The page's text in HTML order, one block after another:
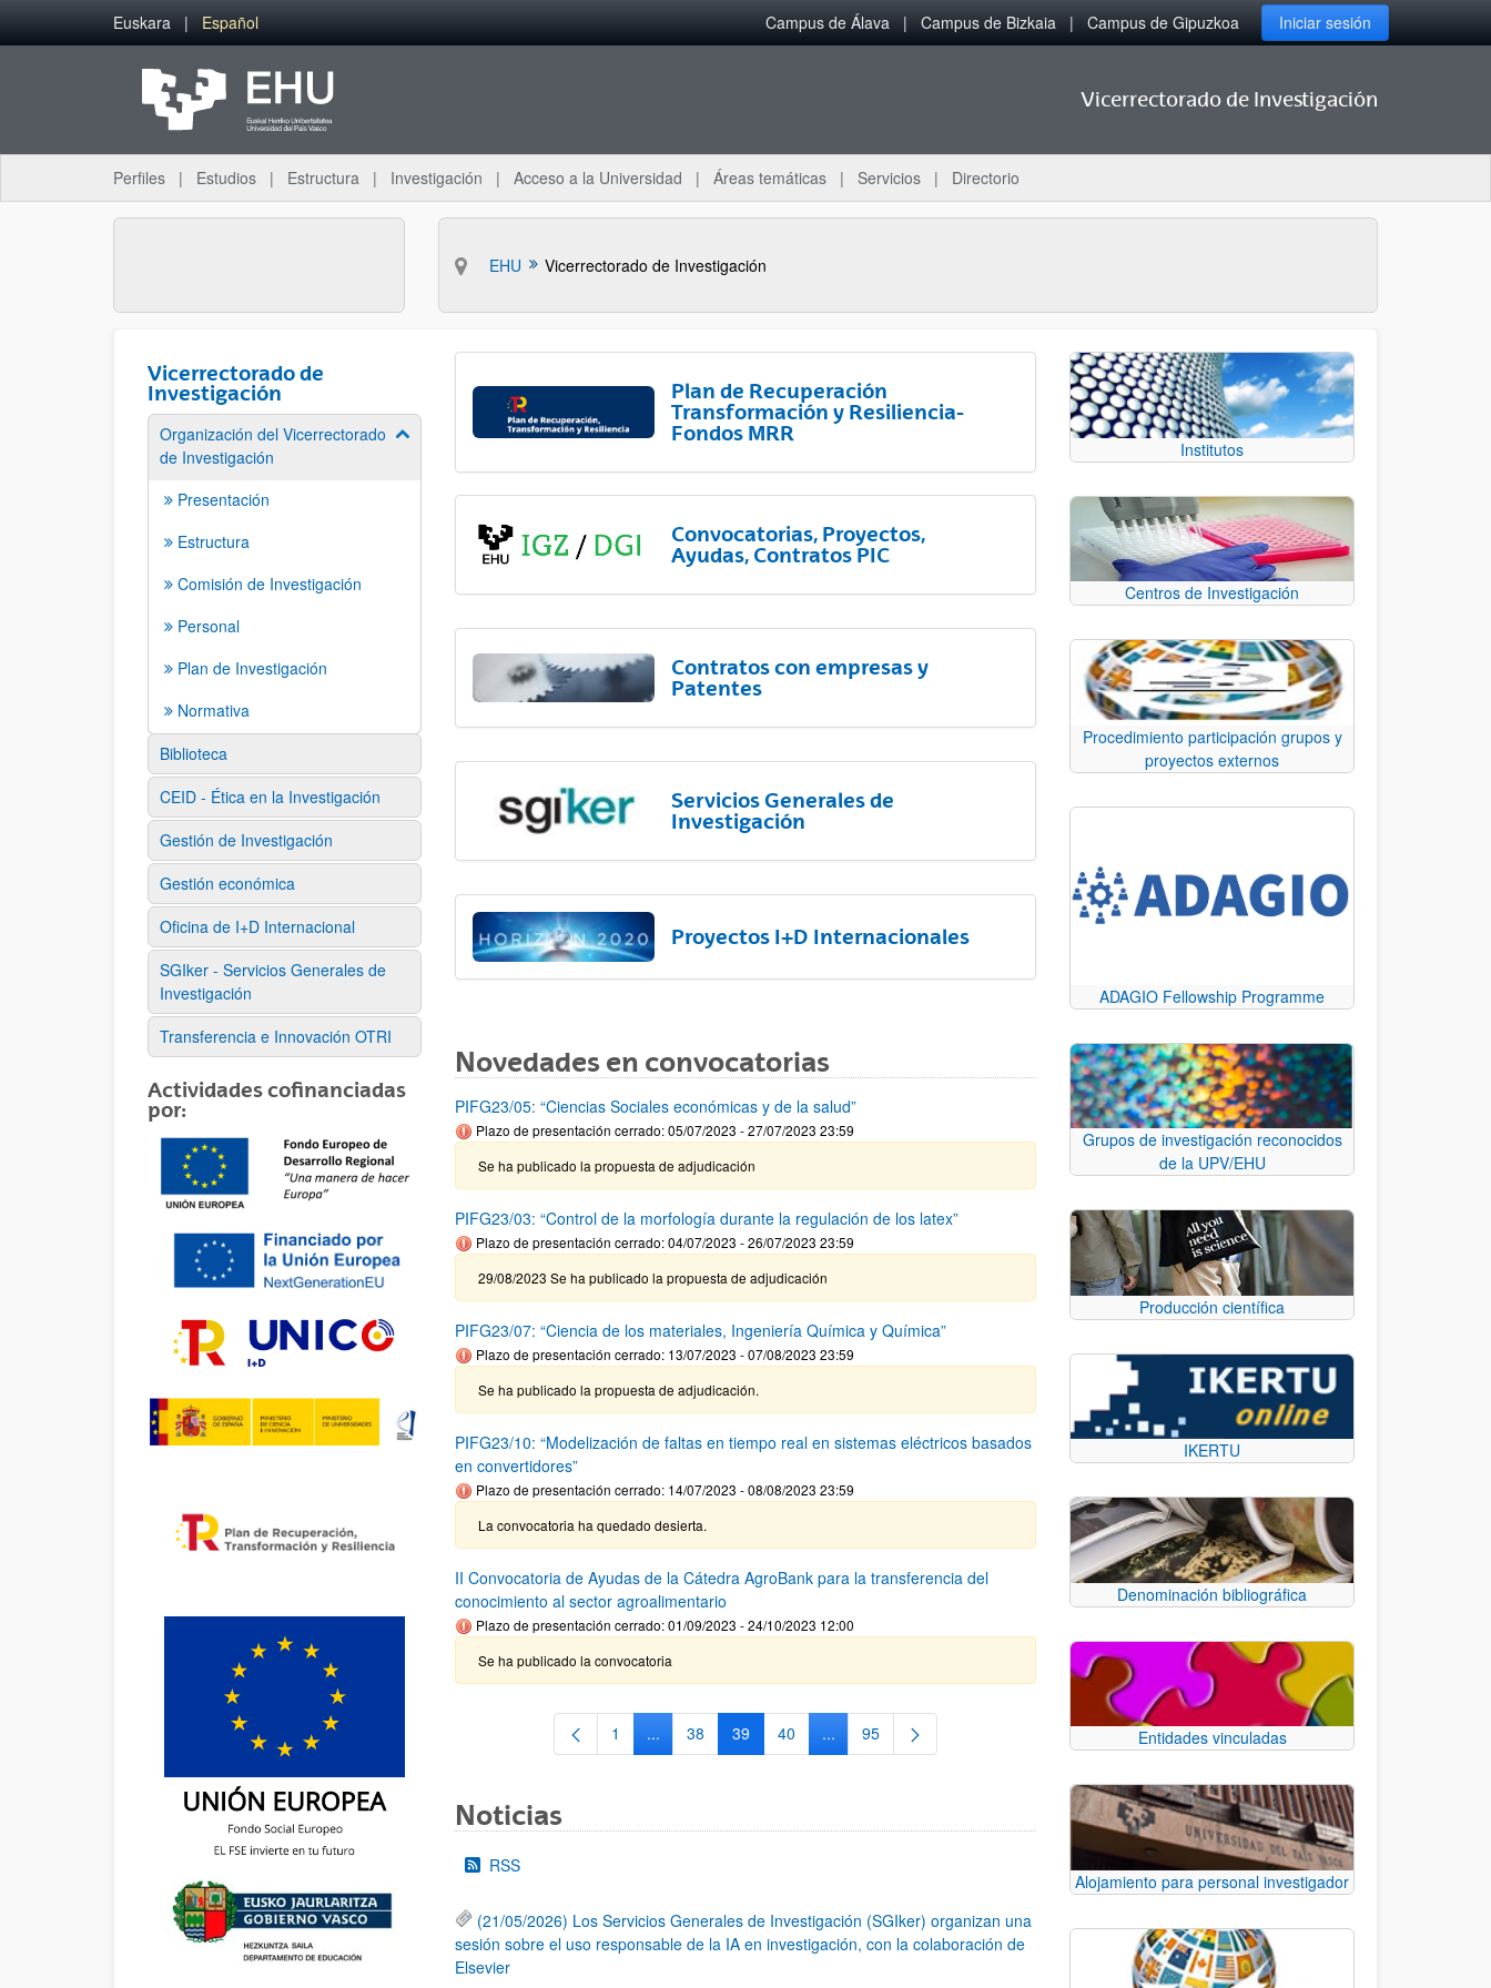
Saltar al contenido principal
Euskara Español Campus de Álava Campus de Bizkaia Campus de Gipuzkoa Iniciar sesión
Vicerrectorado de Investigación
Perfiles Estudios Estructura Investigación Acceso a la Universidad Áreas temáticas Servicios Directorio
EHU Vicerrectorado de Investigación
Vicerrectorado de
Investigación
Organización del Vicerrectorado
de Investigación
Mostrar/ocultar subpáginas
Presentación
Estructura
Comisión de Investigación
Personal
Plan de Investigación
Normativa
Biblioteca
CEID - Ética en la Investigación
Gestión de Investigación
Gestión económica
Oficina de I+D Internacional
SGIker - Servicios Generales de
Investigación
Transferencia e Innovación OTRI
Actividades cofinanciadas
por:
Plan de Recuperación
Transformación y Resiliencia-
Fondos MRR
Convocatorias, Proyectos,
Ayudas, Contratos PIC
Contratos con empresas y
Patentes
Servicios Generales de
Investigación
Proyectos I+D Internacionales
Novedades en convocatorias
PIFG23/05: “Ciencias Sociales económicas y de la salud”
Plazo de presentación cerrado: 05/07/2023 - 27/07/2023 23:59
Se ha publicado la propuesta de adjudicación
PIFG23/03: “Control de la morfología durante la regulación de los latex”
Plazo de presentación cerrado: 04/07/2023 - 26/07/2023 23:59
29/08/2023 Se ha publicado la propuesta de adjudicación
PIFG23/07: “Ciencia de los materiales, Ingeniería Química y Química”
Plazo de presentación cerrado: 13/07/2023 - 07/08/2023 23:59
Se ha publicado la propuesta de adjudicación.
PIFG23/10: “Modelización de faltas en tiempo real en sistemas eléctricos basados
en convertidores”
Plazo de presentación cerrado: 14/07/2023 - 08/08/2023 23:59
La convocatoria ha quedado desierta.
II Convocatoria de Ayudas de la Cátedra AgroBank para la transferencia del
conocimiento al sector agroalimentario
Plazo de presentación cerrado: 01/09/2023 - 24/10/2023 12:00
Se ha publicado la convocatoria
Página
1 ...Páginas intermedias Use TAB para desplazarse.
Página
38 Página
39 Página
40 ...Páginas intermedias Use TAB para desplazarse.
Página
95
Noticias
RSS
(21/05/2026) Los Servicios Generales de Investigación (SGIker) organizan una
sesión sobre el uso responsable de la IA en investigación, con la colaboración de
Elsevier
Institutos
Centros de Investigación
Procedimiento participación grupos y
proyectos externos
ADAGIO Fellowship Programme
Grupos de investigación reconocidos
de la UPV/EHU
Producción científica
IKERTU
Denominación bibliográfica
Entidades vinculadas
Alojamiento para personal investigador